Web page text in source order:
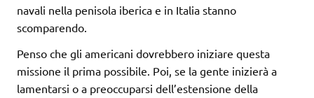
navali nella penisola iberica e in Italia stanno
scomparendo.
Penso che gli americani dovrebbero iniziare questa
missione il prima possibile. Poi, se la gente inizierà a
lamentarsi o a preoccuparsi dell’estensione della